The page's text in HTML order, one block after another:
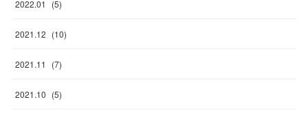
2022.01 (5)
2021.12 (10)
2021.11 (7)
2021.10 (5)